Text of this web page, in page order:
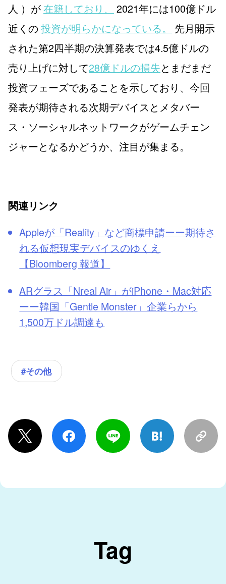
人 ）が在籍しており、
2021年には100億ドル
近くの 投資が明らかになっている。
先月開示
された第2四半期の決算発表では4.5億ドルの
売り上げに対して28億ドルの損失とまだまだ
投資フェーズであることを示しており、今回
発表が期待される次期デバイスとメタバー
ス・ソーシャルネットワークがゲームチェン
ジャーとなるかどうか、注目が集まる。
関連リンク
Appleが「Reality」など商標申請ーー期待さ
れる仮想現実デバイスのゆくえ
【Bloomberg 報道】
ARグラス「Nreal Air」がiPhone・Mac対応
ーー韓国「Gentle Monster」企業らから
1,500万ドル調達も
#その他
Tag